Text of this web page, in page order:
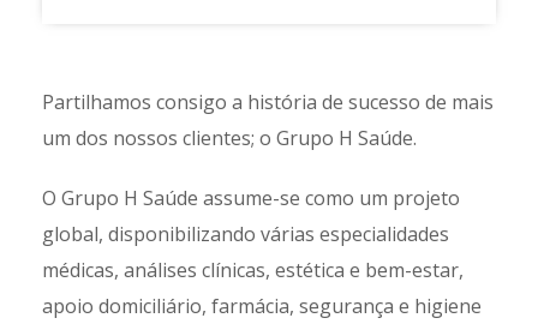
Partilhamos consigo a história de sucesso de mais
um dos nossos clientes; o Grupo H Saúde.
O Grupo H Saúde assume-se como um projeto
global, disponibilizando várias especialidades
médicas, análises clínicas, estética e bem-estar,
apoio domiciliário, farmácia, segurança e higiene